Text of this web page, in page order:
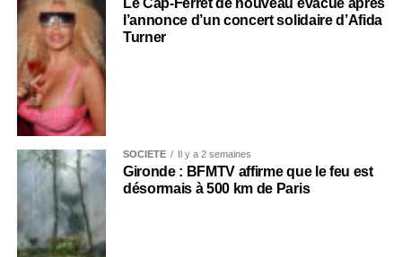
Le Cap-Ferret de nouveau évacué après
l’annonce d’un concert solidaire d’Afida
Turner
SOCIÉTÉ Il y a 2 semaines
Gironde : BFMTV affirme que le feu est
désormais à 500 km de Paris